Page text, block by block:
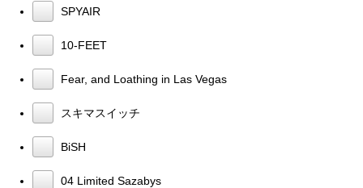
SPYAIR
10-FEET
Fear, and Loathing in Las Vegas
スキマスイッチ
BiSH
04 Limited Sazabys